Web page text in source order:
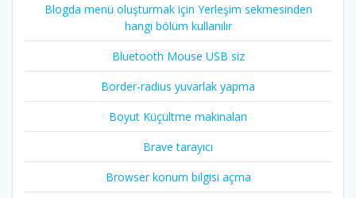
Blogda menü oluşturmak için Yerleşim sekmesinden
hangi bölüm kullanılır
Bluetooth Mouse USB siz
Border-radius yuvarlak yapma
Boyut Küçültme makinaları
Brave tarayıcı
Browser konum bilgisi açma